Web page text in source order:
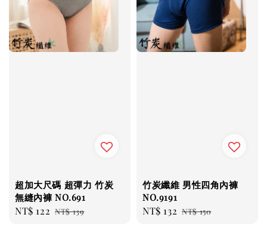
超加大尺碼 超彈力 竹炭
無縫內褲 NO.691
Sale
NT$ 122 Regular
NT$ 139
竹炭纖維 男性四角內褲
NO.9191
Sale
NT$ 132 Regular
NT$ 150